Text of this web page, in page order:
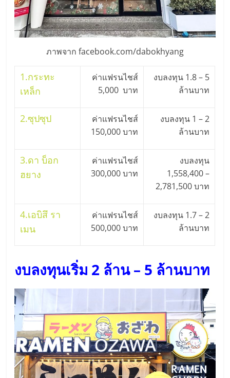
ภาพจาก facebook.com/dabokhyang
1.กระทะ
เหล็ก
ค่าแฟรนไชส์
5,000 บาท
งบลงทุน 1.8 – 5
ล้านบาท
2.ซุปซุป
ค่าแฟรนไชส์
150,000 บาท
งบลงทุน 1 – 2
ล้านบาท
3.ดา บ็อก
ฮยาง
ค่าแฟรนไชส์
300,000 บาท
งบลงทุน
1,558,400 –
2,781,500 บาท
4.เอบิสึ รา
เมน
ค่าแฟรนไชส์
500,000 บาท
งบลงทุน 1.7 – 2
ล้านบาท
งบลงทุนเริ่ม 2 ล้าน – 5 ล้านบาท